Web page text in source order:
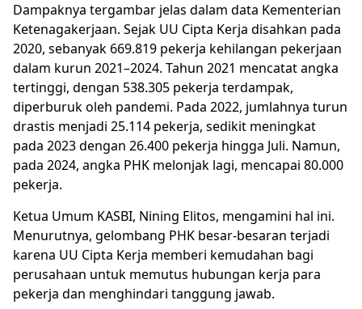
Dampaknya tergambar jelas dalam data Kementerian
Ketenagakerjaan. Sejak UU Cipta Kerja disahkan pada
2020, sebanyak 669.819 pekerja kehilangan pekerjaan
dalam kurun 2021–2024. Tahun 2021 mencatat angka
tertinggi, dengan 538.305 pekerja terdampak,
diperburuk oleh pandemi. Pada 2022, jumlahnya turun
drastis menjadi 25.114 pekerja, sedikit meningkat
pada 2023 dengan 26.400 pekerja hingga Juli. Namun,
pada 2024, angka PHK melonjak lagi, mencapai 80.000
pekerja.
Ketua Umum KASBI, Nining Elitos, mengamini hal ini.
Menurutnya, gelombang PHK besar-besaran terjadi
karena UU Cipta Kerja memberi kemudahan bagi
perusahaan untuk memutus hubungan kerja para
pekerja dan menghindari tanggung jawab.